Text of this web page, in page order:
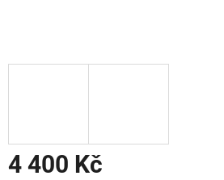
4 400 Kč